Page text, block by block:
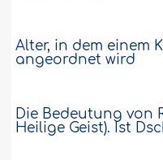
Alter, in dem einem
angeordnet wird
Die Bedeutung von
Heilige Geist). Ist